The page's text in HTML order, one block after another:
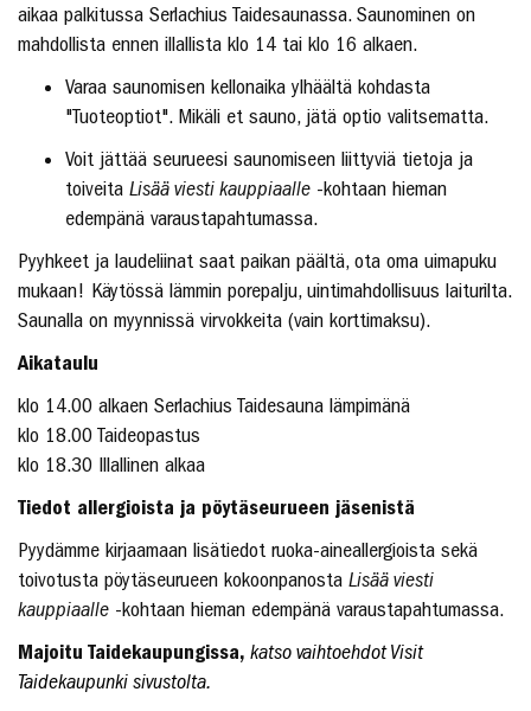
aikaa palkitussa Serlachius Taidesaunassa. Saunominen on
mahdollista ennen illallista klo 14 tai klo 16 alkaen.
Varaa saunomisen kellonaika ylhäältä kohdasta
"Tuoteoptiot". Mikäli et sauno, jätä optio valitsematta.
Voit jättää seurueesi saunomiseen liittyviä tietoja ja
toiveita Lisää viesti kauppiaalle -kohtaan hieman
edempänä varaustapahtumassa.
Pyyhkeet ja laudeliinat saat paikan päältä, ota oma uimapuku
mukaan! Käytössä lämmin porepalju, uintimahdollisuus laiturilta.
Saunalla on myynnissä virvokkeita (vain korttimaksu).
Aikataulu
klo 14.00 alkaen Serlachius Taidesauna lämpimänä
klo 18.00 Taideopastus
klo 18.30 Illallinen alkaa
Tiedot allergioista ja pöytäseurueen jäsenistä
Pyydämme kirjaamaan lisätiedot ruoka-aineallergioista sekä
toivotusta pöytäseurueen kokoonpanosta Lisää viesti
kauppiaalle -kohtaan hieman edempänä varaustapahtumassa.
Majoitu Taidekaupungissa, katso vaihtoehdot Visit
Taidekaupunki sivustolta.